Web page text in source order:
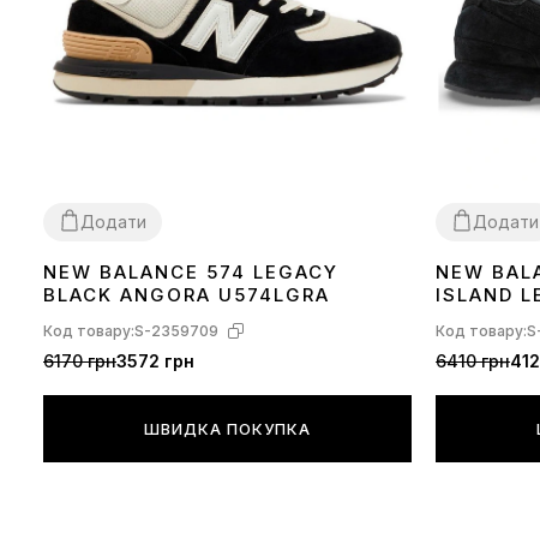
Додати
4041 4245
NEW BALANCE 574 LEGACY
BLACK ANGORA U574LGRA
Код товару:S-2359709
6170 грн3572 грн
ШВИДКА ПОКУПКА
Додати
3839 4041
NEW
ISLAND
NAVY
Код товару:
6410 грн